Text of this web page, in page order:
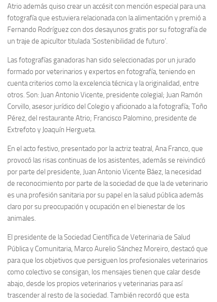
Atrio además quiso crear un accésit con mención especial para una
fotografía que estuviera relacionada con la alimentación y premió a
Fernando Rodríguez con dos desayunos gratis por su fotografía de
un traje de apicultor titulada‘Sostenibilidad de futuro’.
Las fotografías ganadoras han sido seleccionadas por un jurado
formado por veterinarios y expertos en fotografía, teniendo en
cuenta criterios como la excelencia técnica y la originalidad, entre
otros. Son: Juan Antonio Vicente, presidente colegial; Juan Ramón
Corvillo, asesor jurídico del Colegio y aficionado a la fotografía; Toño
Pérez, del restaurante Atrio; Francisco Palomino, presidente de
Extrefoto y Joaquín Hergueta.
En el acto festivo, presentado por la actriz teatral, Ana Franco, que
provocó las risas continuas de los asistentes, además se reivindicó
por parte del presidente, Juan Antonio Vicente Báez, la necesidad
de reconocimiento por parte de la sociedad de que la de veterinario
es una profesión sanitaria por su papel en la salud pública además
claro por su preocupación y ocupación en el bienestar de los
animales.
El presidente de la Sociedad Científica de Veterinaria de Salud
Pública y Comunitaria, Marco Aurelio Sánchez Moreiro, destacó que
para que los objetivos que persiguen los profesionales veterinarios
como colectivo se consigan, los mensajes tienen que calar desde
abajo, desde los propios veterinarios y veterinarias para así
trascender al resto de la sociedad. También recordó que esta